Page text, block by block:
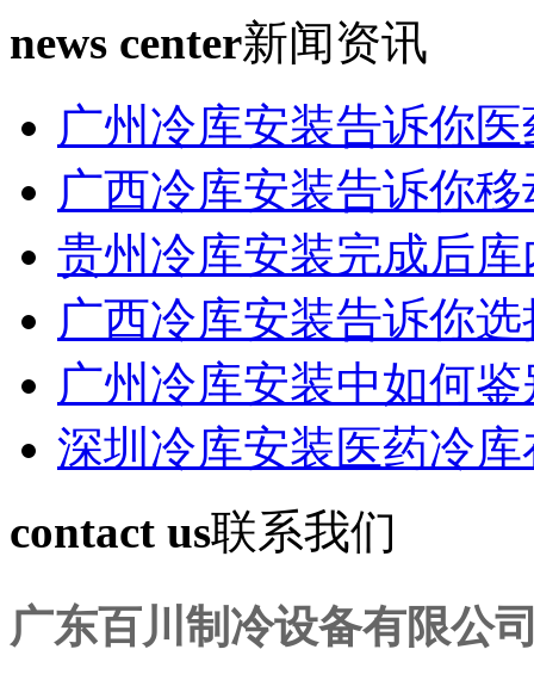
news center新闻资讯
广州冷库安装告诉你
广西冷库安装告诉你
贵州冷库安装完成后
广西冷库安装告诉你
广州冷库安装中如何
深圳冷库安装医药冷
contact us联系我们
广东百川制冷设备有限公